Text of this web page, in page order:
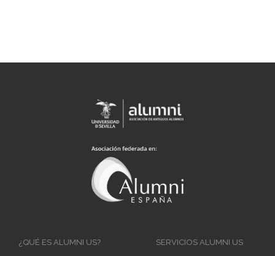
Main
¿QUÉ ES ALUMNI US? SERVICIOS ALUMNI US